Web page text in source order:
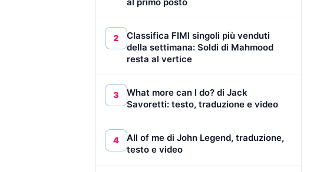
2
Classifica FIMI singoli più venduti
della settimana: Soldi di Mahmood
resta al vertice
3
What more can I do? di Jack
Savoretti: testo, traduzione e video
4
All of me di John Legend, traduzione,
testo e video